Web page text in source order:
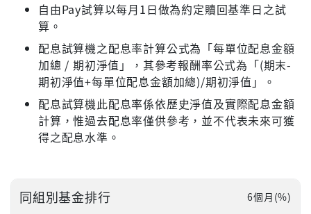
自由Pay試算以每月1日做為約定贖回基準日之試
算。
配息試算機之配息率計算公式為「每單位配息金額
加總 / 期初淨值」，其參考報酬率公式為「(期末-
期初淨值+每單位配息金額加總)/期初淨值」。
配息試算機此配息率係依歷史淨值及實際配息金額
計算，惟過去配息率僅供參考，並不代表未來可獲
得之配息水準。
同組別基金排行 6個月(%)